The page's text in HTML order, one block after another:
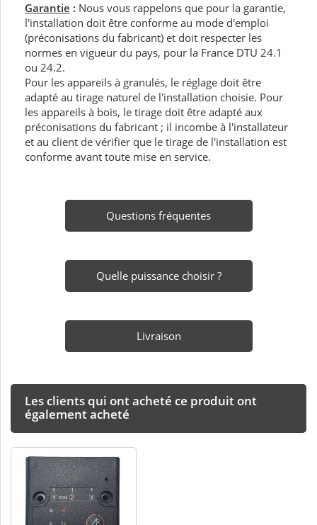
Garantie : Nous vous rappelons que pour la garantie,
l'installation doit être conforme au mode d'emploi
(préconisations du fabricant) et doit respecter les
normes en vigueur du pays, pour la France DTU 24.1
ou 24.2.
Pour les appareils à granulés, le réglage doit être
adapté au tirage naturel de l'installation choisie. Pour
les appareils à bois, le tirage doit être adapté aux
préconisations du fabricant ; il incombe à l'installateur
et au client de vérifier que le tirage de l'installation est
conforme avant toute mise en service.
Questions fréquentes
Quelle puissance choisir ?
Livraison
Les clients qui ont acheté ce produit ont
également acheté